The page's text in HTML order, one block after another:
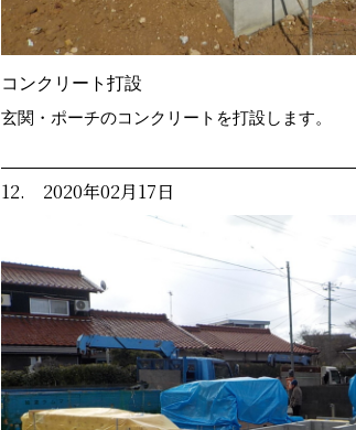
コンクリート打設
玄関・ポーチのコンクリートを打設します。
12. 2020年02月17日